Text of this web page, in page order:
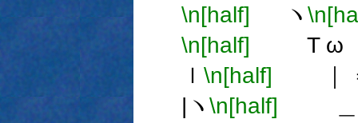
\n[half] ヽ
\n[half] T ω
ｌ \n[half] ｜
|ヽ \n[half]